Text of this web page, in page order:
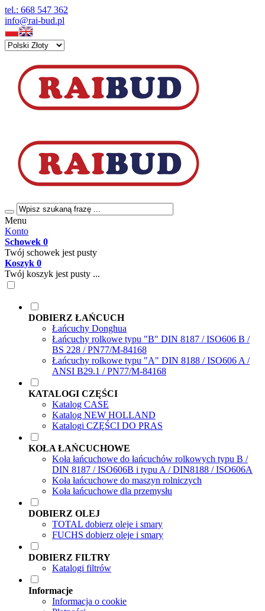
tel.: 668 547 362
info@rai-bud.pl
Menu
Konto
Schowek 0
Twój schowek jest pusty
Koszyk 0
Twój koszyk jest pusty ...
DOBIERZ ŁAŃCUCH
Łańcuchy Donghua
Łańcuchy rolkowe typu "B" DIN 8187 / ISO606 B /
BS 228 / PN77/M-84168
Łańcuchy rolkowe typu "A" DIN 8188 / ISO606 A /
ANSI B29.1 / PN77/M-84168
KATALOGI CZĘŚCI
Katalog CASE
Katalog NEW HOLLAND
Katalogi CZĘŚCI DO PRAS
KOŁA ŁAŃCUCHOWE
Koła łańcuchowe do łańcuchów rolkowych typu B /
DIN 8187 / ISO606B i typu A / DIN8188 / ISO606A
Koła łańcuchowe do maszyn rolniczych
Koła łańcuchowe dla przemysłu
DOBIERZ OLEJ
TOTAL dobierz oleje i smary
FUCHS dobierz oleje i smary
DOBIERZ FILTRY
Katalogi filtrów
Informacje
Informacja o cookie